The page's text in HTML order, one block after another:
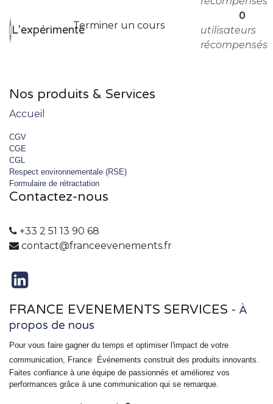
L'expérimentéTerminer un cours
0
utilisateurs
récompensés
Nos produits & Services
Accueil
CGV
CGE
CGL
Respect environnementale (RSE)
Formulaire de rétractation
Contactez-nous
+33 2 51 13 90 68
contact@franceevenements.fr
FRANCE EVENEMENTS SERVICES - À
propos de nous
Pour vous faire gagner du temps et optimiser l'impact de votre
communication, France
Événements construit des produits innovants.
Faites confiance à une équipe de passionnés et améliorez vos
performances grâce à une communication qui se remarque.